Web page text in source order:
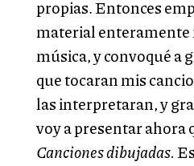
propias. Entonces
material enteramente
música, y convoqué a
que tocaran mis
las interpretaran, y
voy a presentar ahora
Canciones dibujadas.